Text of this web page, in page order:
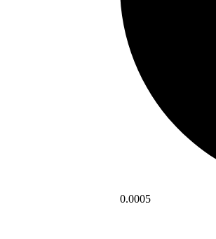
0.0005